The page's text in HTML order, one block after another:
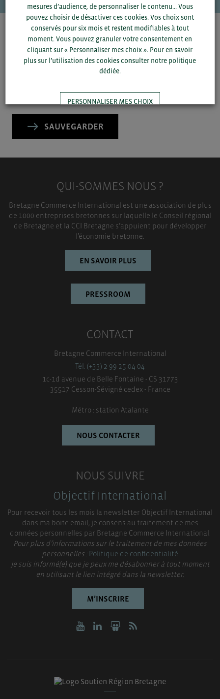
Pour voir les contacts, merci de renseigner votre
département et votre secteurou connectez-vous.
SAUVEGARDER
QUI-SOMMES NOUS ?
Bretagne Commerce International est une association de plus
de 1000 entreprises bretonnes sur laquelle le Conseil régional
de Bretagne et la CCI Bretagne s’appuient pour développer
l’économie bretonne.
EN SAVOIR PLUS
PRESSROOM
CONTACT
Bretagne Commerce International
Tél. (+33) 2 99 25 04 04
1c-1d avenue de Belle Fontaine - CS 31773
35517 Cesson-Sévigné cedex - France
Métro : station Atalante
NOUS CONTACTER
NOUS SUIVRE
Objectif International
Pour recevoir tous les mois la newsletter Objectif International
dans ma boite email, je consens au traitement de mes
données personnelles par Bretagne Commerce International.
Pour plus d’informations sur le traitement de mes données
personnelles :Politique de confidentialité
Je suis informé(e) que je peux me désabonner à tout moment
en utilisant le lien intégré dans la newsletter.
M’INSCRIRE
mesures d’audience, de personnaliser le contenu... Vous
pouvez choisir de désactiver ces cookies. Vos choix sont
conservés pour six mois et restent modifiables à tout
moment. Vous pouvez granuler votre consentement en
cliquant sur « Personnaliser mes choix ». Pour en savoir
plus sur l’utilisation des cookies consulter notre politique
dédiée.
PERSONNALISER MES CHOIX
TOUT ACCEPTER